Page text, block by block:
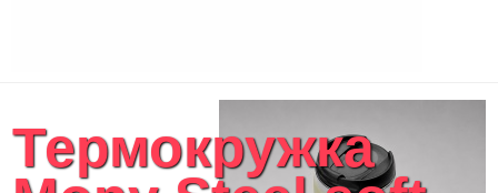
Женские сумки
Текстиль для ванной комнаты
Кухонные приспособления
Термокружка